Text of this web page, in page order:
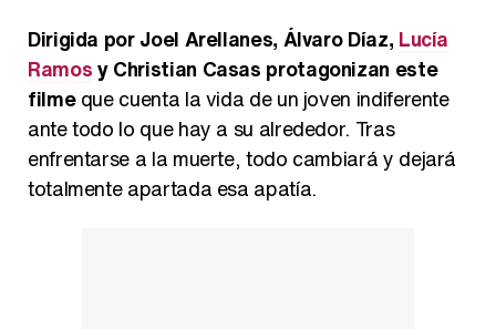
Dirigida por Joel Arellanes, Álvaro Díaz, Lucía
Ramosy Christian Casas protagonizan este
filmeque cuenta la vida de un joven indiferente
ante todo lo que hay a su alrededor. Tras
enfrentarse a la muerte, todo cambiará y dejará
totalmente apartada esa apatía.